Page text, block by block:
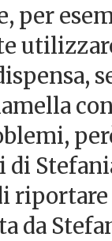
per
di
da